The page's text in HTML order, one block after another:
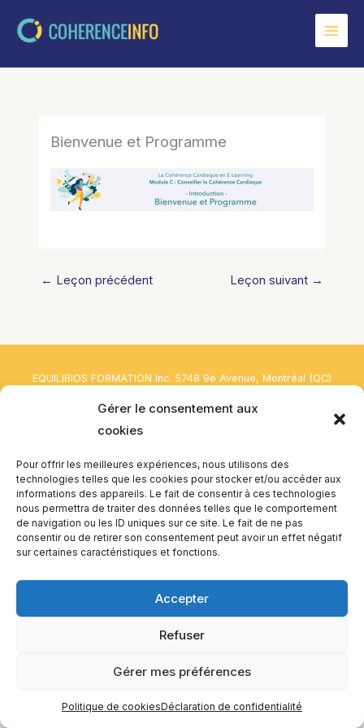
Gérer le consentement aux
cookies
Pour offrir les meilleures expériences, nous utilisons des
technologies telles que les cookies pour stocker et/ou accéder aux
informations des appareils. Le fait de consentir à ces technologies
nous permettra de traiter des données telles que le comportement
de navigation ou les ID uniques sur ce site. Le fait de ne pas
consentir ou de retirer son consentement peut avoir un effet négatif
sur certaines caractéristiques et fonctions.
Accepter
Refuser
Gérer mes préférences
Politique de cookiesDéclaration de confidentialité
Bienvenue et Programme
← Leçon précédent Leçon suivant →
EQUILIBIOS FORMATION Inc. 5748 9e Avenue, Montréal (QC)